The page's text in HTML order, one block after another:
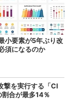
小要素が5年ぶり改
須になるのか
撃を実行する「Cl
合が最多14％